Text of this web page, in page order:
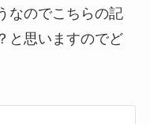
なのでこちらの記
と思いますのでど